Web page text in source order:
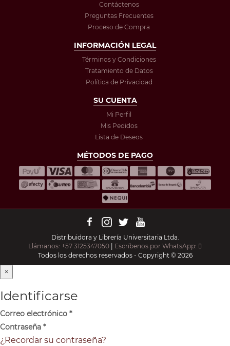
Contáctenos
Preguntas Frecuentes
Proceso de Compra
INFORMACIÓN LEGAL
Términos y Condiciones
Tratamiento de Datos
Política de Privacidad
SU CUENTA
Mi Perfil
Mis Pedidos
Lista de Deseos
MÉTODOS DE PAGO
Distribuidora y Librería Universitaria Ltda.
Llámanos: +57 3125347050
Escríbenos por WhatsApp:
Todos los derechos reservados - Copyright © 2026
×
Identificarse
Correo electrónico *
Contraseña *
¿Recordar su contraseña?